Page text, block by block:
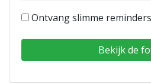
Ontvang slimme reminders